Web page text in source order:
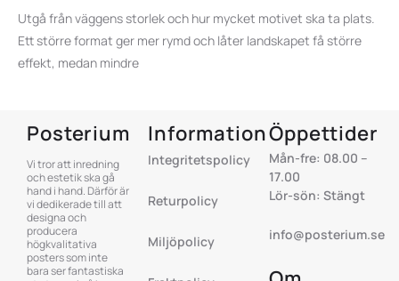
Utgå från väggens storlek och hur mycket motivet ska ta plats.
Ett större format ger mer rymd och låter landskapet få större
effekt, medan mindre
Posterium
Vi tror att inredning
och estetik ska gå
hand i hand. Därför är
vi dedikerade till att
designa och
producera
högkvalitativa
posters som inte
bara ser fantastiska
Information
Integritetspolicy
Returpolicy
Miljöpolicy
Öppettider
Mån-fre: 08.00 –
17.00
Lör-sön: Stängt
info@posterium.se